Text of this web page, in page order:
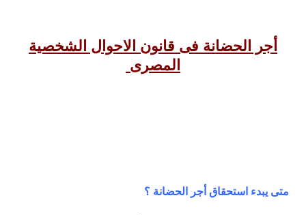
أجر الحضانة فى قانون الاحوال الشخصية
المصرى
متى يبدء استحقاق أجر الحضانة ؟